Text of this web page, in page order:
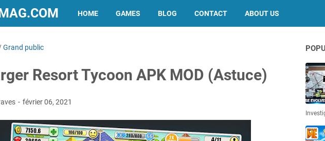
HOME GAMES BLOG CONTACT ABOUT US
Grand public
Resort Tycoon APK MOD (Astuce)
février 06, 2021